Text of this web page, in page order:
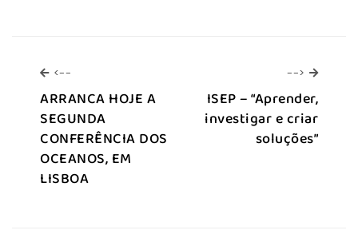
<--
ARRANCA HOJE A
SEGUNDA
CONFERÊNCIA DOS
OCEANOS, EM
LISBOA
--> -->
ISEP – “Aprender,
investigar e criar
soluções”